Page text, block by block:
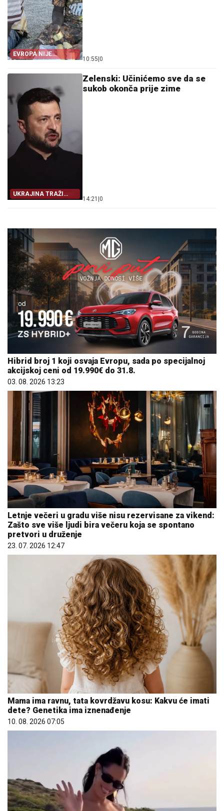
EVROPA NIJE
POMOGLA ŠPANIJI
10:55 0
UKRAJINA TRAŽI
IZLAZ
Zelenski: Učinićemo sve da se
sukob okonča prije zime
14:21 0
Hibrid broj 1 koji osvaja Evropu, sada po specijalnoj
akcijskoj ceni od 19.990€ do 31.8.
03. 08. 2026 13:23
Letnje večeri u gradu više nisu rezervisane za vikend:
Zašto sve više ljudi bira večeru koja se spontano
pretvori u druženje
23. 07. 2026 12:47
Mama ima ravnu, tata kovrdžavu kosu: Kakvu će imati
dete? Genetika ima iznenađenje
10. 08. 2026 07:05